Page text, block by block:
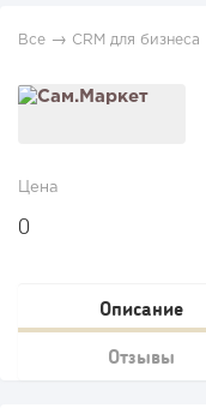
Все → CRM для бизнеса
Цена
0
Описание
Отзывы